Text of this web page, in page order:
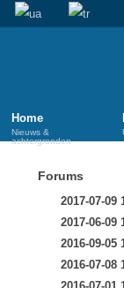
Home
Nieuws &
achtergronden
Forums
2017-07-09
2017-06-09
2016-09-05
2016-07-08